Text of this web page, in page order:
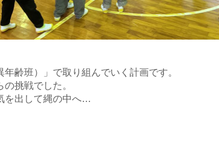
齢班）」で取り組んでいく計画です。
挑戦でした。
を出して縄の中へ…